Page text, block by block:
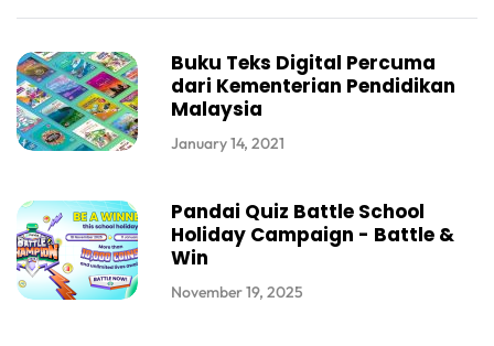
Buku Teks Digital Percuma
dari Kementerian Pendidikan
Malaysia
January 14, 2021
Pandai Quiz Battle School
Holiday Campaign - Battle &
Win
November 19, 2025